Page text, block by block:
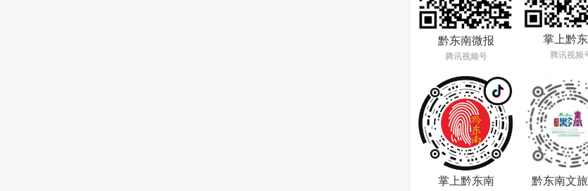
黔东南微报
腾讯视频号
掌上黔
腾讯视频
掌上黔东南 黔东南文